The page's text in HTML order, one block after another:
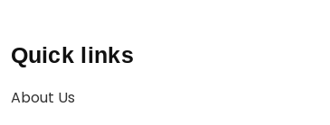
Quick links
About Us